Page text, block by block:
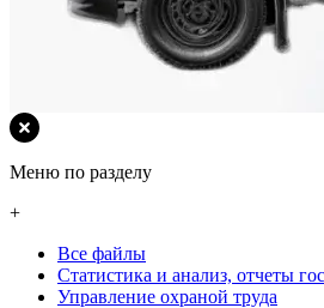
Меню по разделу
+
Все файлы
Статистика и анализ, отчеты
Управление охраной труда